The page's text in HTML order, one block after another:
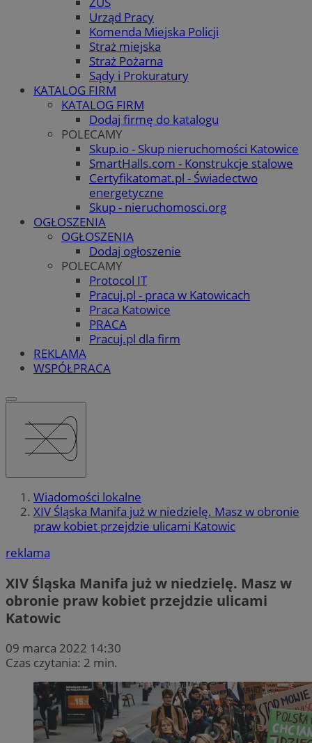
Urząd Pracy
Komenda Miejska Policji
Straż miejska
Straż Pożarna
Sądy i Prokuratury
KATALOG FIRM
KATALOG FIRM
Dodaj firmę do katalogu
POLECAMY
Skup.io - Skup nieruchomości Katowice
SmartHalls.com - Konstrukcje stalowe
Certyfikatomat.pl - Świadectwo
energetyczne
Skup - nieruchomosci.org
OGŁOSZENIA
OGŁOSZENIA
Dodaj ogłoszenie
POLECAMY
Protocol IT
Pracuj.pl - praca w Katowicach
Praca Katowice
PRACA
Pracuj.pl dla firm
REKLAMA
WSPÓŁPRACA
Wiadomości lokalne
XIV Śląska Manifa już w niedzielę. Masz w obronie
praw kobiet przejdzie ulicami Katowic
reklama
XIV Śląska Manifa już w niedzielę. Masz w
obronie praw kobiet przejdzie ulicami
Katowic
09 marca 2022 14:30
Czas czytania: 2 min.